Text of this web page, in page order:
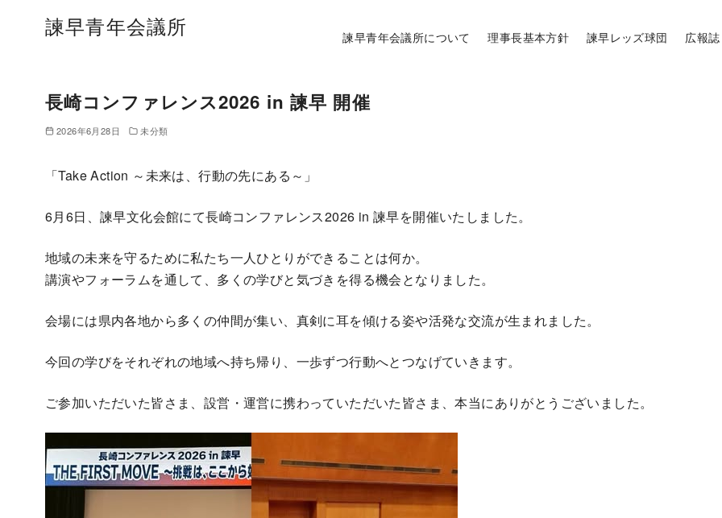
諫早青年会議所 諫早青年会議所について 理事長基本方針 諫早レッズ球団 広報誌
長崎コンファレンス2026 in 諫早 開催
2026年6月28日 未分類
「Take Action ～未来は、行動の先にある～」
6月6日、諫早文化会館にて長崎コンファレンス2026 in 諫早を開催いたしました。
地域の未来を守るために私たち一人ひとりができることは何か。
講演やフォーラムを通して、多くの学びと気づきを得る機会となりました。
会場には県内各地から多くの仲間が集い、真剣に耳を傾ける姿や活発な交流が生まれました。
今回の学びをそれぞれの地域へ持ち帰り、一歩ずつ行動へとつなげていきます。
ご参加いただいた皆さま、設営・運営に携わっていただいた皆さま、本当にありがとうございました。